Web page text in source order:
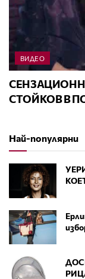
ВИДЕО
СТОЙКОВ В
Най-популярни